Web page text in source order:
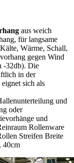
aus weich
für langsame
Kälte, Wärme, Schall,
gegen Wind
-32db). Die
in der
sich als
und
oder
und
Rollenware
Streifen Breite
40cm